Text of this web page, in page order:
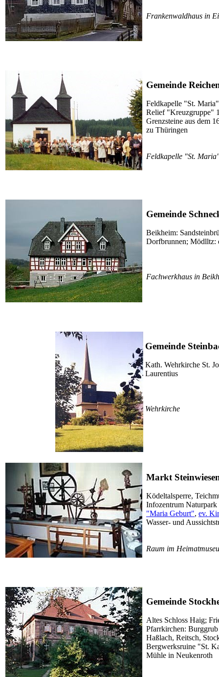
Frankenwaldhaus in
Gemeinde
Feldkapelle "St.
Relief "Kreuzgruppe"
Grenzsteine aus dem
zu Thüringen
Feldkapelle "St.
Gemeinde
Beikheim:
Dorfbrunnen; Mödlltz:
Fachwerkhaus in
Gemeinde
Kath. Wehrkirche St.
Laurentius
Wehrkirche
Markt
Ködeltalsperre,
Infozentrum
"Maria Geburt", ev.
Wasser- und
Raum im
Gemeinde
Altes Schloss Haig;
Pfarrkirchen:
Haßlach, Reitsch,
Bergwerksruine "St.
Mühle in Neukenroth